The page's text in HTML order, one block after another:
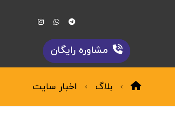
مشاوره رایگان
بلاگ اخبار سایت